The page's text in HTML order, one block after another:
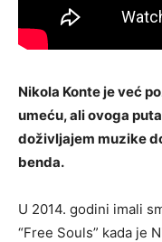
Nikola Konte je već
umeću, ali ovoga
doživljajem muzike
benda.
U 2014. godini imali
“Free Souls” kada je